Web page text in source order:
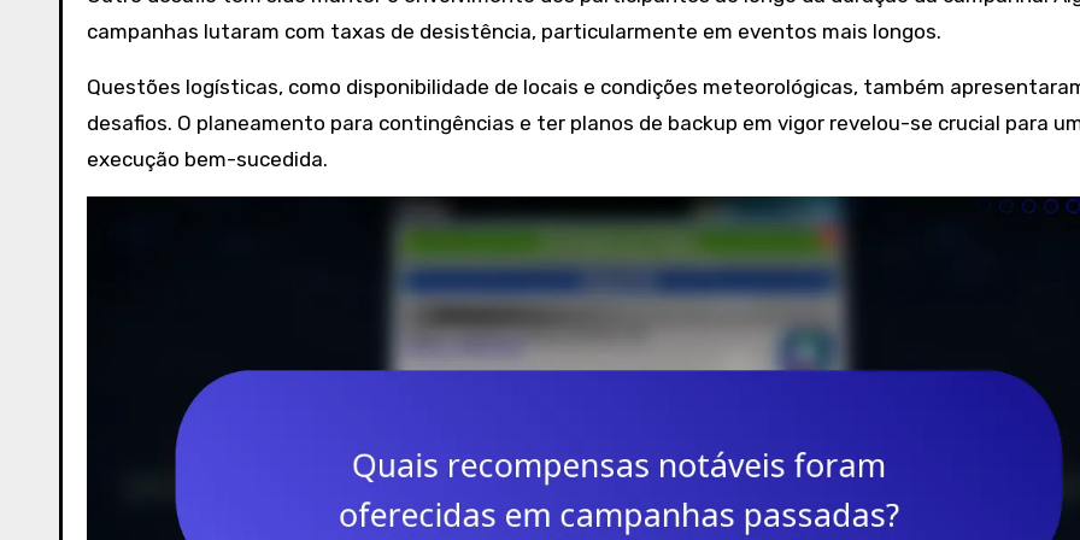
campanhas lutaram com taxas de desistência, particularmente em eventos mais longos.
Questões logísticas, como disponibilidade de locais e condições meteorológicas, também
desafios. O planeamento para contingências e ter planos de backup em vigor revelou-se crucial para
execução bem-sucedida.